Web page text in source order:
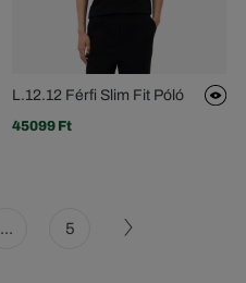
L.12.12 Férfi Slim Fit Póló
45099 Ft
... 5